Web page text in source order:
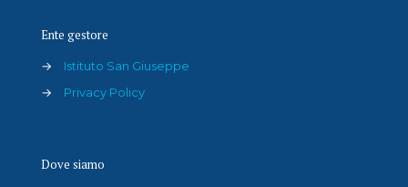
Ente gestore
→
Istituto San Giuseppe
→
Privacy Policy
Dove siamo